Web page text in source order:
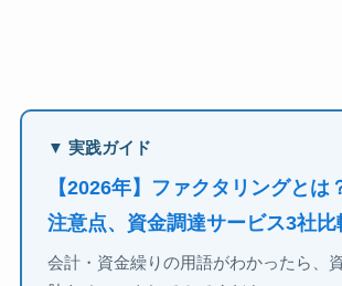
▼ 実践ガイド
【2026年】ファクタリングとは
注意点、資金調達サービス3社
会計・資金繰りの用語がわかったら、